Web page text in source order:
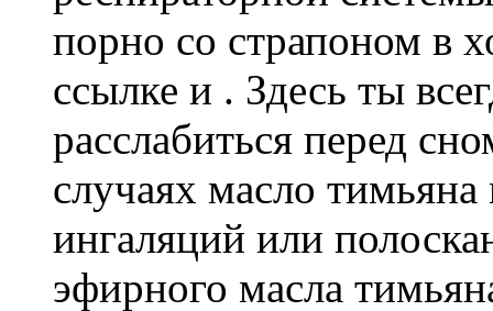
порно со страпоном в
ссылке и . Здесь ты
расслабиться перед
случаях масло
ингаляций или
эфирного масла